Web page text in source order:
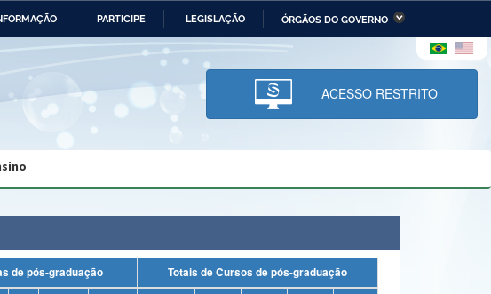
PARTICIPE LEGISLAÇÃO ÓRGÃOS DO GOVERNO
Ministério da Economia Ministério da Infraestrutura
Ministério da Ciência,
Tecnologia, Inovações e
Comunicações
e dos Direitos Humanos
Planalto
ACESSO RESTRITO
Total de Programas de pós-graduação
Totais de Cursos de pós-graduação